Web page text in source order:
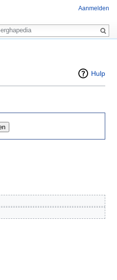
Hulp
Aanmelden